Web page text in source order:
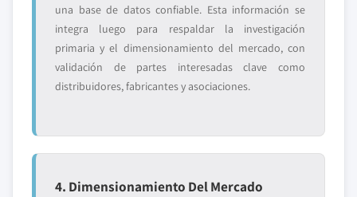
una base de datos confiable. Esta información se
integra luego para respaldar la investigación
primaria y el dimensionamiento del mercado, con
validación de partes interesadas clave como
distribuidores, fabricantes y asociaciones.
4. Dimensionamiento Del Mercado